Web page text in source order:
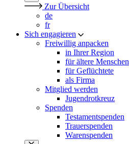
Zur Übersicht
de
fr
Sich engagieren
Freiwillig anpacken
in Ihrer Region
für ältere Menschen
für Geflüchtete
als Firma
Mitglied werden
Jugendrotkreuz
Spenden
Testamentspenden
Trauerspenden
Warenspenden